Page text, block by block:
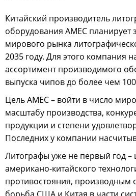
Китайский производитель
оборудования АМЕС планирует
мирового рынка
2035 году. Для этого компания
ассортимент производимого
выпуска чипов до более чем
Цель AMEC – войти в число
масштабу производства,
продукции и степени
Последних у компании
Литографы уже не первый год –
американо-китайского
противостояния, производным